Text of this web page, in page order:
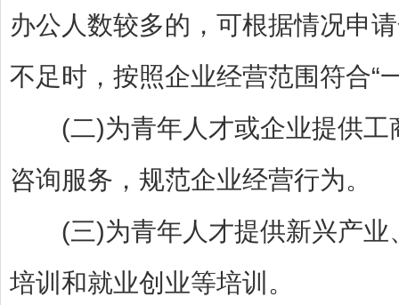
办公人数较多的，可根据情况申
不足时，按照企业经营范围符合“
(二)为青年人才或企业提供工
咨询服务，规范企业经营行为。
(三)为青年人才提供新兴产业
培训和就业创业等培训。